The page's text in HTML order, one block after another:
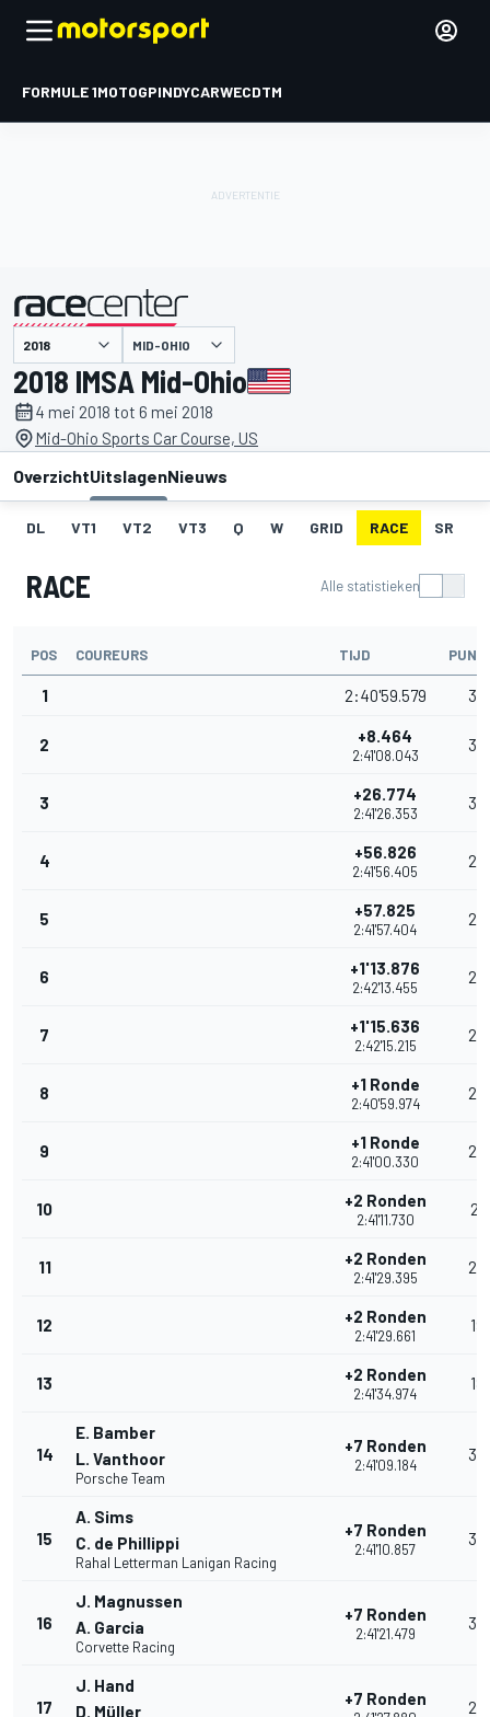
FORMULE 1MOTOGPINDYCARWECDTM
gepresenteerd door MID-OHIO
2018 IMSA Mid-Ohio
4 mei 2018 tot 6 mei 2018
Mid-Ohio Sports Car Course, US
OverzichtUitslagenNieuws
DL VT1 VT2 VT3 Q W GRID RACE SR
RACE Alle statistieken
POS COUREURS TIJD
1 2:40'59.579 35
2 +8.464
2:41'08.043
32
3 +26.774
2:41'26.353
30
4 +56.826
2:41'56.405
28
5 +57.825
2:41'57.404
26
6 +1'13.876
2:42'13.455
25
7 +1'15.636
2:42'15.215
24
8 +1 Ronde
2:40'59.974
23
9 +1 Ronde
2:41'00.330
22
10 +2 Ronden
2:41'11.730
21
11 +2 Ronden
2:41'29.395
20
12 +2 Ronden
2:41'29.661
19
13 +2 Ronden
2:41'34.974
18
14
E. Bamber
L. Vanthoor
Porsche Team
+7 Ronden
2:41'09.184
35
15
A. Sims
C. de Phillippi
Rahal Letterman Lanigan Racing
+7 Ronden
2:41'10.857
32
16
J. Magnussen
A. Garcia
Corvette Racing
+7 Ronden
2:41'21.479
30
17
J. Hand
D. Müller
+7 Ronden 28